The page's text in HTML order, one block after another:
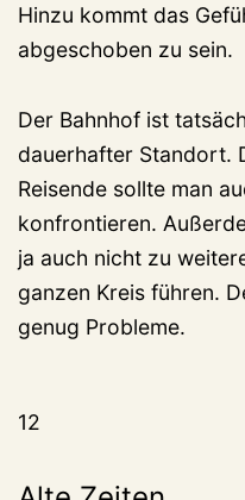
Hinzu kommt das
abgeschoben zu sein.
Der Bahnhof ist
dauerhafter Standort.
Reisende sollte man
konfrontieren.
ja auch nicht zu
ganzen Kreis führen.
genug Probleme.
12